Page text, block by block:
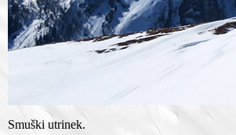
Smuški utrinek.